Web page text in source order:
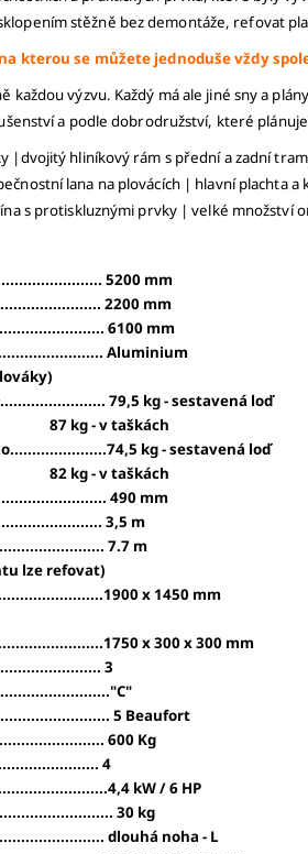
stěžně bez demontáže, refovat
kterou se můžete jednoduše vždy
každou výzvu. Každý má ale jiné sny a
a podle dobrodružství, které
|dvojitý hliníkový rám s přední a zadní
lana na plovácích | hlavní plachta a
s protiskluznými prvky |velké množství
5200 mm
2200 mm
6100 mm
Aluminium
79,5 kg - sestavená loď
taškách
kg - sestavená loď
taškách
490 mm
3,5 m
7.7 m
refovat)
x 1450 mm
x 300 x 300 mm
3
5 Beaufort
600 Kg
4
kW / 6 HP
30 kg
dlouhá noha - L